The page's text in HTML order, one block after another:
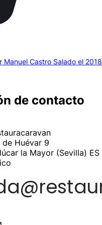
Manuel Castro Salado el 2018
de contacto
Huévar 9
la Mayor (Sevilla) ES